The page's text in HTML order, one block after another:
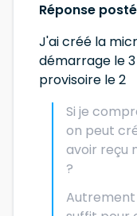
Réponse
J'ai créé la
démarrage le
provisoire le 2
Si je
on peut
avoir reçu
?
Autrement